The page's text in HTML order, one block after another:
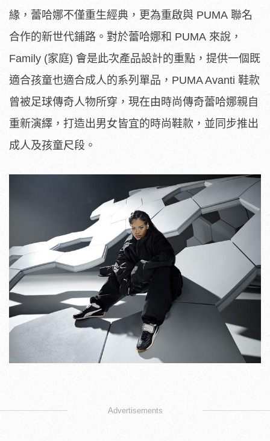
緣，蕾哈娜不僅重生經典，更為重啟與 PUMA 聯名
合作的新世代鋪路。對於蕾哈娜和 PUMA 來說，
Family (家庭) 會是此次產品設計的重點， 提供一個既
適合孩童也適合成人的系列單品，PUMA Avanti 鞋款
曾被足球傳奇人物所穿，現在由時尚傳奇蕾哈娜親自
重新演繹， 打造出男女皆宜的時尚鞋款，並同步推出
成人及孩童尺段。
Advertisements